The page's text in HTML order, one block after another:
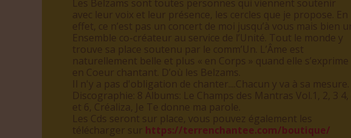
Les Belzams sont toutes personnes qui viennent soutenir
avec leur voix et leur présence, les cercles que je propose. En
effet, ce n’est pas un concert de moi jusqu’à vous mais bien
Ensemble co-créateur au service de l’Unité. Tout le monde y
trouve sa place soutenu par le comm’Un. L’Âme est
naturellement belle et plus « en Corps » quand elle s’exprime
en Coeur chantant. D’où les Belzams.
Il n'y a pas d'obligation de chanter....Chacun y va à sa mesure.
Discographie: 8 Albums: Le Champs des Mantras Vol.1, 2, 3 4,
et 6, Créaliza, Je Te donne ma parole.
Les Cds seront sur place, vous pouvez également les
télécharger sur https://terrenchantee.com/boutique/